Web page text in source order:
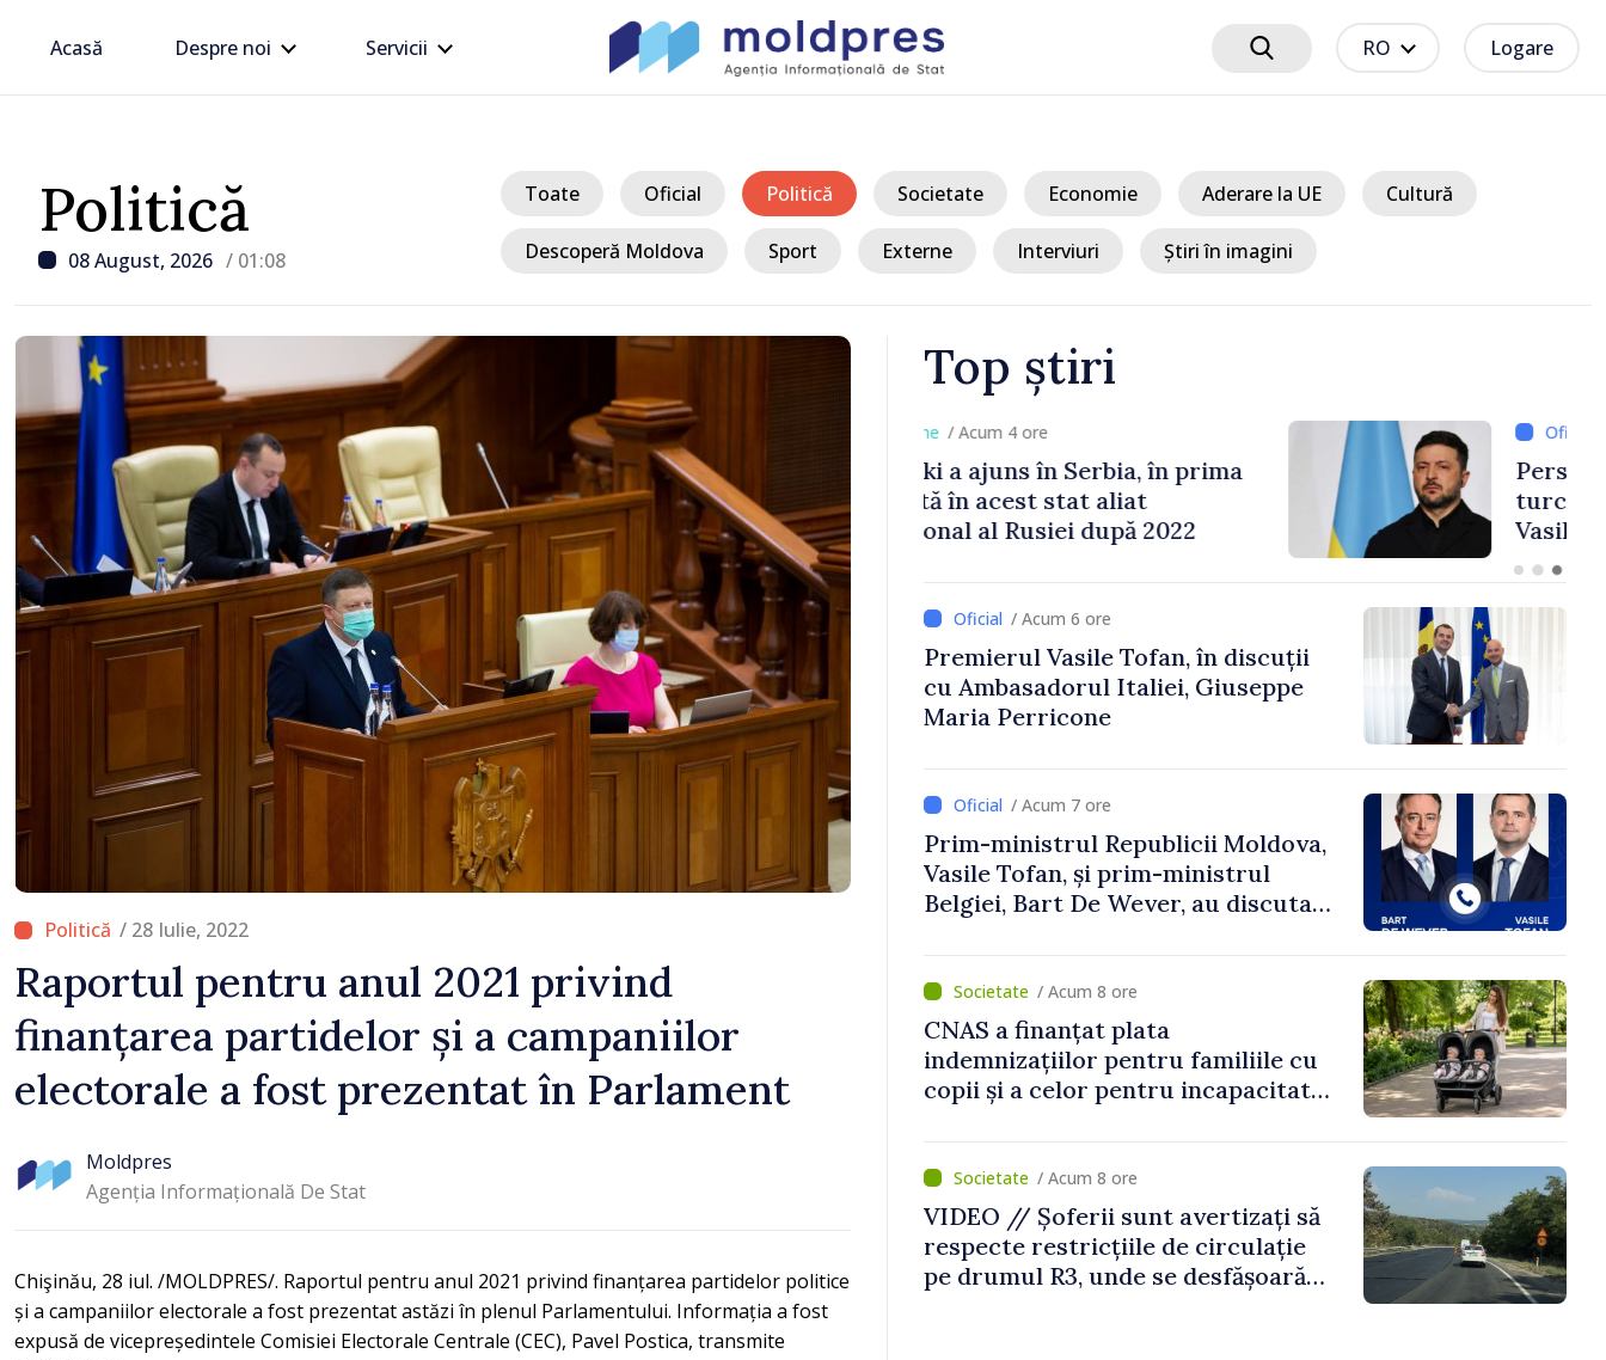
Acasă Despre noi Servicii RO Logare
Politică
08 August, 2026 / 01:08
Toate Oficial Politică Societate Economie Aderare la UE Cultură
Descoperă Moldova Sport Externe Interviuri Știri în imagini
/ 28 Iulie, 2022
Raportul pentru anul 2021 privind
finanțarea partidelor și a campaniilor
electorale a fost prezentat în Parlament
Moldpres
Agenția Informațională De Stat
Chişinău, 28 iul. /MOLDPRES/. Raportul pentru anul 2021 privind finanțarea partidelor politice
și a campaniilor electorale a fost prezentat astăzi în plenul Parlamentului. Informația a fost
expusă de vicepreședintele Comisiei Electorale Centrale (CEC), Pavel Postica, transmite
Top știri
/ Acum 4 ore
Zelenski a ajuns în Serbia, în prima
sa vizită în acest stat aliat
tradițional al Rusiei după 2022
/ Acum 6 ore
Perspectivele cooperării moldo-
turce, discutate de Prim-ministrul
Vasile Tofan și Ambasadorul Turciei,
/ Acum 6 ore
Premierul Vasile Tofan, în discuții
cu Ambasadorul Italiei, Giuseppe
Maria Perricone
/ Acum 7 ore
Prim-ministrul Republicii Moldova,
Vasile Tofan, și prim-ministrul
Belgiei, Bart De Wever, au discutat
/ Acum 8 ore
CNAS a finanțat plata
indemnizațiilor pentru familiile cu
copii și a celor pentru incapacitate
/ Acum 8 ore
VIDEO // Șoferii sunt avertizați să
respecte restricțiile de circulație
pe drumul R3, unde se desfășoară